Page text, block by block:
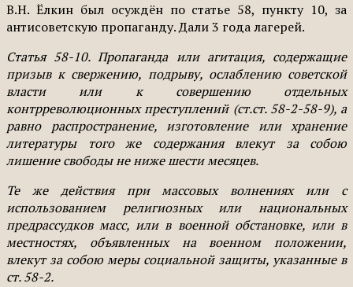
В.Н. Ёлкин был осуждён по статье 58, пункту 10, за
антисоветскую пропаганду. Дали 3 года лагерей.
Статья 58-10. Пропаганда или агитация, содержащие
призыв к свержению, подрыву, ослаблению советской
власти или к совершению отдельных
контрреволюционных преступлений (ст.ст. 58-2-58-9), а
равно распространение, изготовление или хранение
литературы того же содержания влекут за собою
лишение свободы не ниже шести месяцев.
Те же действия при массовых волнениях или с
использованием религиозных или национальных
предрассудков масс, или в военной обстановке, или в
местностях, объявленных на военном положении,
влекут за собою меры социальной защиты, указанные в
ст. 58-2.